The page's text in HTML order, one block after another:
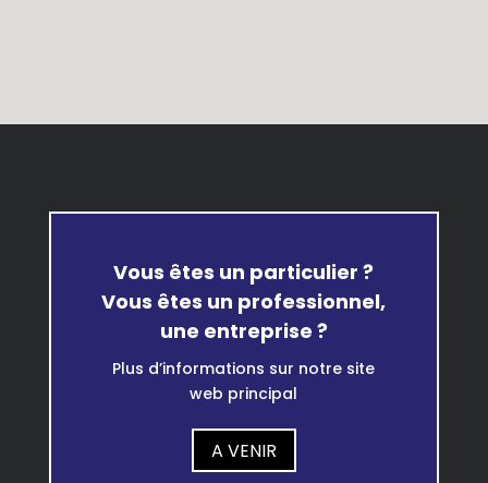
Vous êtes un particulier ?
Vous êtes un professionnel,
une entreprise ?
Plus d’informations sur notre site
web principal
A VENIR